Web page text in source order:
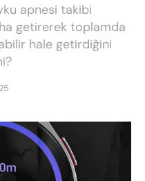
apnesi takibi
getirerek toplamda
hale getirdiğini